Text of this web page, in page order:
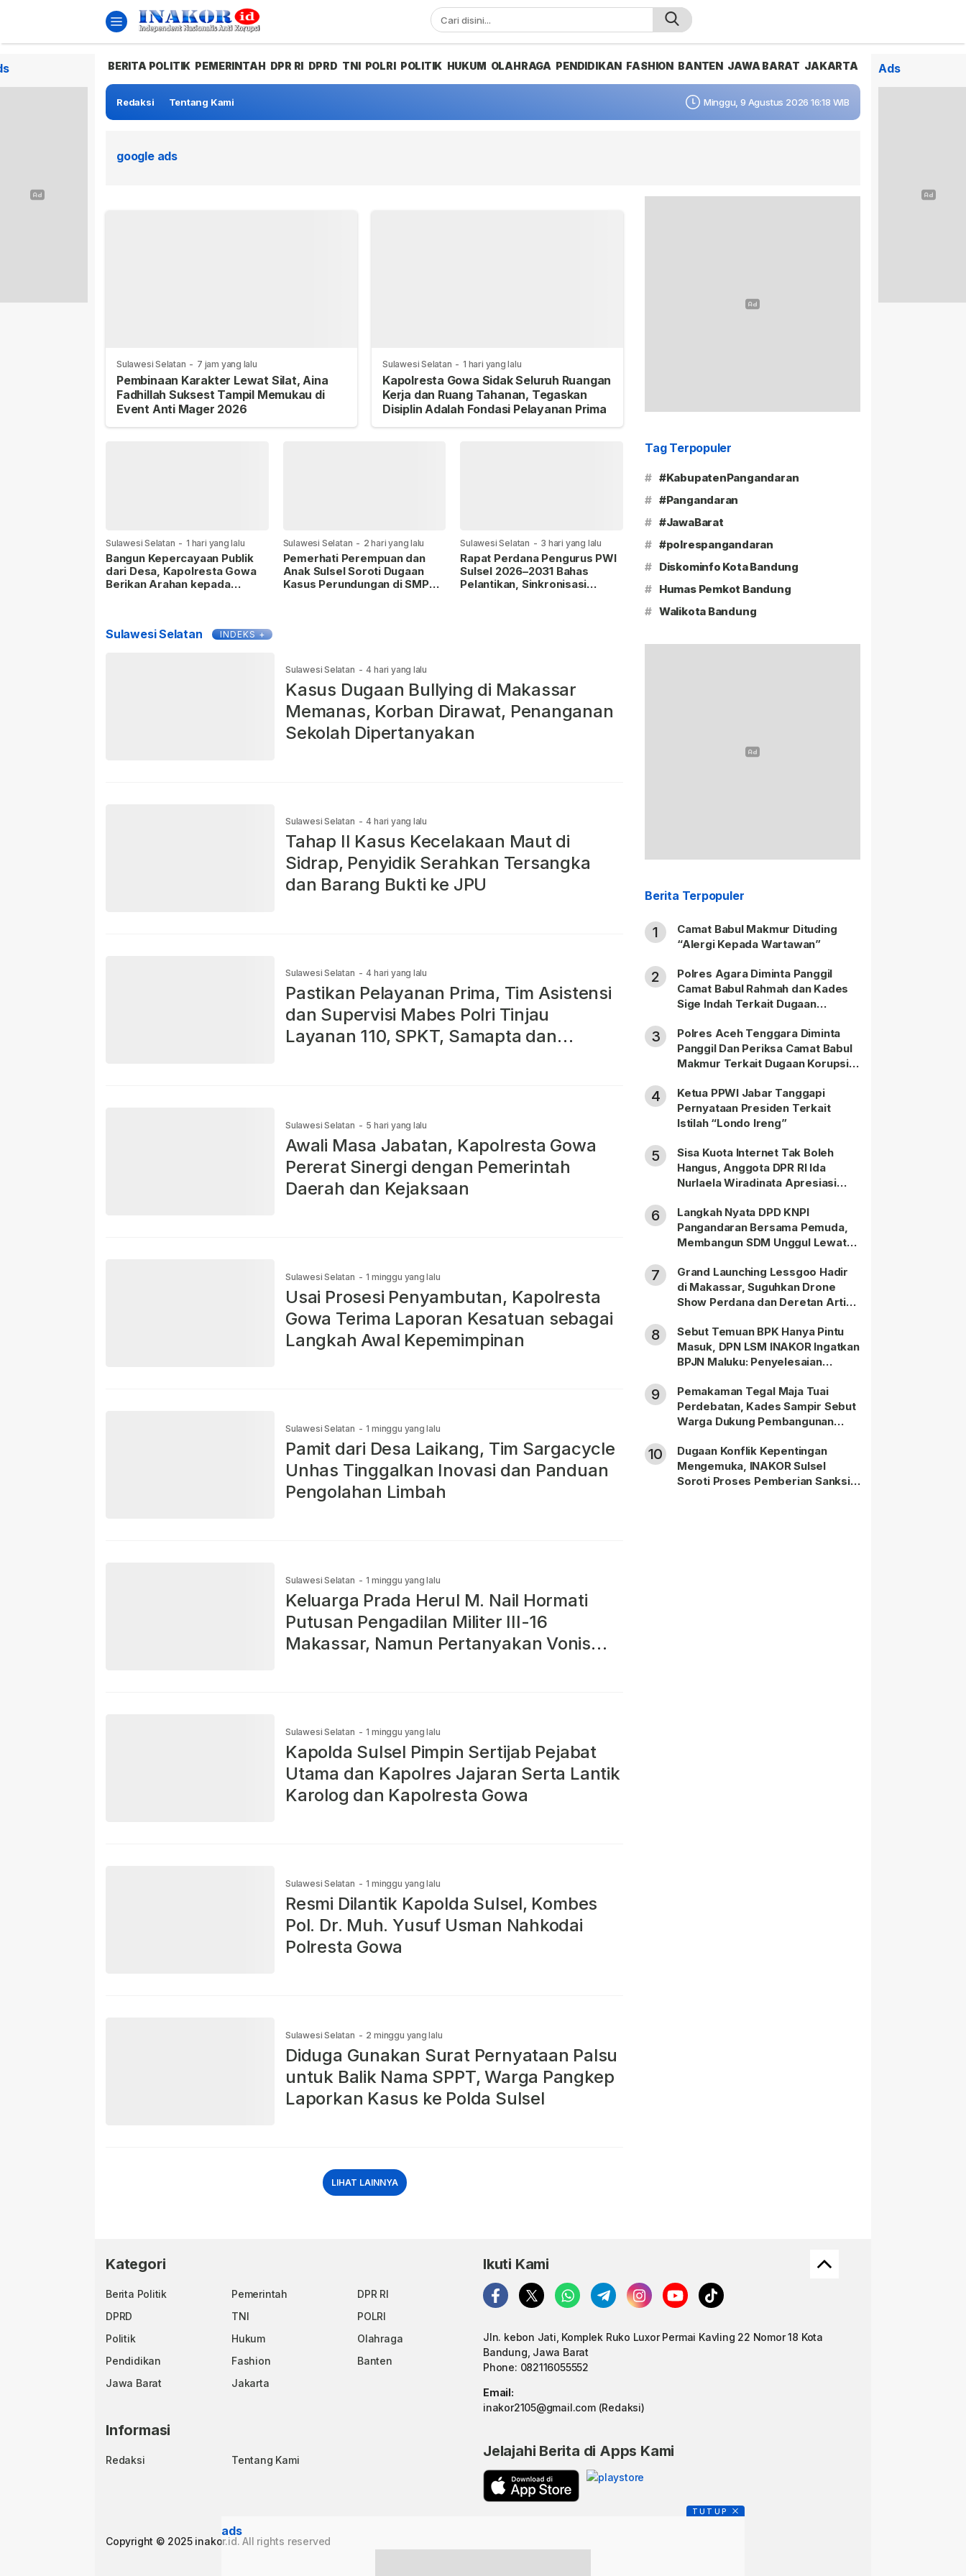
BERITA POLITIK PEMERINTAH DPR RI DPRD TNI POLRI POLITIK HUKUM OLAHRAGA PENDIDIKAN FASHION BANTEN JAWA BARAT JAKARTA
Redaksi Tentang Kami Minggu, 9 Agustus 2026 16:18 WIB
google ads
Sulawesi Selatan - 7 jam yang lalu
Pembinaan Karakter Lewat Silat, Aina
Fadhillah Suksest Tampil Memukau di
Event Anti Mager 2026
Sulawesi Selatan - 1 hari yang lalu
Kapolresta Gowa Sidak Seluruh Ruangan
Kerja dan Ruang Tahanan, Tegaskan
Disiplin Adalah Fondasi Pelayanan Prima
Sulawesi Selatan - 1 hari yang lalu
Bangun Kepercayaan Publik
dari Desa, Kapolresta Gowa
Berikan Arahan kepada
Sulawesi Selatan - 2 hari yang lalu
Pemerhati Perempuan dan
Anak Sulsel Soroti Dugaan
Kasus Perundungan di SMP
Sulawesi Selatan - 3 hari yang lalu
Rapat Perdana Pengurus PWI
Sulsel 2026–2031 Bahas
Pelantikan, Sinkronisasi
Sulawesi Selatan INDEKS +
Sulawesi Selatan - 4 hari yang lalu
Kasus Dugaan Bullying di Makassar
Memanas, Korban Dirawat, Penanganan
Sekolah Dipertanyakan
Sulawesi Selatan - 4 hari yang lalu
Tahap II Kasus Kecelakaan Maut di
Sidrap, Penyidik Serahkan Tersangka
dan Barang Bukti ke JPU
Sulawesi Selatan - 4 hari yang lalu
Pastikan Pelayanan Prima, Tim Asistensi
dan Supervisi Mabes Polri Tinjau
Layanan 110, SPKT, Samapta dan
Sulawesi Selatan - 5 hari yang lalu
Awali Masa Jabatan, Kapolresta Gowa
Pererat Sinergi dengan Pemerintah
Daerah dan Kejaksaan
Sulawesi Selatan - 1 minggu yang lalu
Usai Prosesi Penyambutan, Kapolresta
Gowa Terima Laporan Kesatuan sebagai
Langkah Awal Kepemimpinan
Sulawesi Selatan - 1 minggu yang lalu
Pamit dari Desa Laikang, Tim Sargacycle
Unhas Tinggalkan Inovasi dan Panduan
Pengolahan Limbah
Sulawesi Selatan - 1 minggu yang lalu
Keluarga Prada Herul M. Nail Hormati
Putusan Pengadilan Militer III-16
Makassar, Namun Pertanyakan Vonis
Sulawesi Selatan - 1 minggu yang lalu
Kapolda Sulsel Pimpin Sertijab Pejabat
Utama dan Kapolres Jajaran Serta Lantik
Karolog dan Kapolresta Gowa
Sulawesi Selatan - 1 minggu yang lalu
Resmi Dilantik Kapolda Sulsel, Kombes
Pol. Dr. Muh. Yusuf Usman Nahkodai
Polresta Gowa
Sulawesi Selatan - 2 minggu yang lalu
Diduga Gunakan Surat Pernyataan Palsu
untuk Balik Nama SPPT, Warga Pangkep
Laporkan Kasus ke Polda Sulsel
LIHAT LAINNYA
Tag Terpopuler
# #KabupatenPangandaran
# #Pangandaran
# #JawaBarat
# #polrespangandaran
# Diskominfo Kota Bandung
# Humas Pemkot Bandung
# Walikota Bandung
Berita Terpopuler
1
Camat Babul Makmur Dituding
“Alergi Kepada Wartawan”
2
Polres Agara Diminta Panggil
Camat Babul Rahmah dan Kades
Sige Indah Terkait Dugaan
3
Polres Aceh Tenggara Diminta
Panggil Dan Periksa Camat Babul
Makmur Terkait Dugaan Korupsi
4
Ketua PPWI Jabar Tanggapi
Pernyataan Presiden Terkait
Istilah “Londo Ireng”
5
Sisa Kuota Internet Tak Boleh
Hangus, Anggota DPR RI Ida
Nurlaela Wiradinata Apresiasi
6
Langkah Nyata DPD KNPI
Pangandaran Bersama Pemuda,
Membangun SDM Unggul Lewat
7
Grand Launching Lessgoo Hadir
di Makassar, Suguhkan Drone
Show Perdana dan Deretan Artis
8
Sebut Temuan BPK Hanya Pintu
Masuk, DPN LSM INAKOR Ingatkan
BPJN Maluku: Penyelesaian
Pertanggungjawaban Pidana
Apabila Ditemukan Unsur Tindak
Pidana
9
Pemakaman Tegal Maja Tuai
Perdebatan, Kades Sampir Sebut
Warga Dukung Pembangunan
10
Dugaan Konflik Kepentingan
Mengemuka, INAKOR Sulsel
Soroti Proses Pemberian Sanksi
Ads
Kategori
Berita Politik Pemerintah
DPR RI
DPRD
TNI
POLRI
Politik
Hukum
Olahraga
Pendidikan
Fashion
Banten
Jawa Barat
Jakarta
Informasi
Redaksi Tentang Kami
Ikuti Kami
Jln. kebon Jati, Komplek Ruko Luxor Permai Kavling 22 Nomor 18 Kota
Bandung, Jawa Barat
Phone: 082116055552
Email:
inakor2105@gmail.com (Redaksi)
Jelajahi Berita di Apps Kami
Copyright © 2025 inakor.id. All rights reserved
TUTUP
ads